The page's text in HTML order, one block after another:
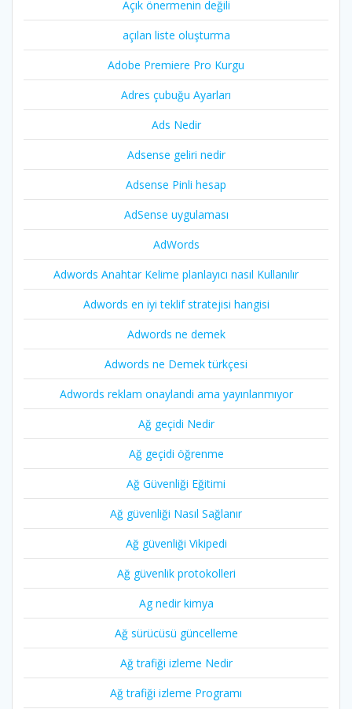
Açık önermenin değili
açılan liste oluşturma
Adobe Premiere Pro Kurgu
Adres çubuğu Ayarları
Ads Nedir
Adsense geliri nedir
Adsense Pinli hesap
AdSense uygulaması
AdWords
Adwords Anahtar Kelime planlayıcı nasıl Kullanılır
Adwords en iyi teklif stratejisi hangisi
Adwords ne demek
Adwords ne Demek türkçesi
Adwords reklam onaylandi ama yayınlanmıyor
Ağ geçidi Nedir
Ağ geçidi öğrenme
Ağ Güvenliği Eğitimi
Ağ güvenliği Nasıl Sağlanır
Ağ güvenliği Vikipedi
Ağ güvenlik protokolleri
Ag nedir kimya
Ağ sürücüsü güncelleme
Ağ trafiği izleme Nedir
Ağ trafiği izleme Programı